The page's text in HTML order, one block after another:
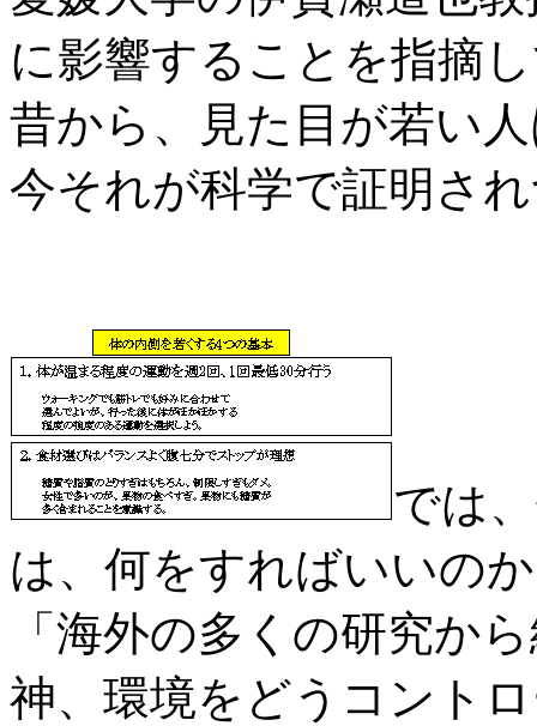
に影響することを指摘
昔から、見た目が若い
今それが科学で証明さ
では
は、何をすればいいの
「海外の多くの研究か
神、環境をどうコント